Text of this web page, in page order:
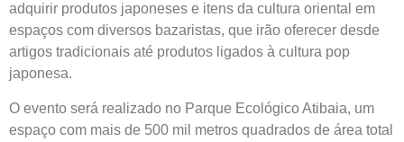
adquirir produtos japoneses e itens da cultura oriental em
espaços com diversos bazaristas, que irão oferecer desde
artigos tradicionais até produtos ligados à cultura pop
japonesa.
O evento será realizado no Parque Ecológico Atibaia, um
espaço com mais de 500 mil metros quadrados de área total